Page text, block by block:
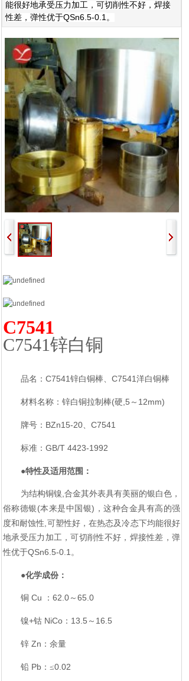
能很好地承受压力加工，可切削性不好，焊接
性差，弹性优于QSn6.5-0.1 。
C7541
C7541锌白铜
品名： C7541 锌白铜棒、 C7541 洋白铜棒
材料名称：锌白铜拉制棒(硬 ,5 ～ 12mm)
牌号： BZn15-20、 C7541
标准： GB/T 4423-1992
●特性及适用范围：
为结构铜镍 合金其外表具有美丽的银白色，
俗称德银 (本来是中国银) ，这种合金具有高的强
度和耐蚀性 可塑性好，在热态及冷态下均能很好
地承受压力加工，可切削性不好，焊接性差，弹
性优于QSn6.5-0.1 。
●化学成份：
铜 Cu ： 62.0 ～ 65.0
镍+钴 NiCo ： 13.5 ～ 16.5
锌 Zn ：余量
铅 Pb ：≤0.02